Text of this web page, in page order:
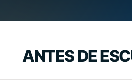
ANTES DE